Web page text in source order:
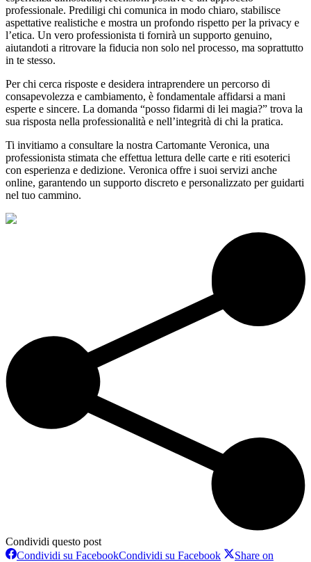
professionale. Prediligi chi comunica in modo chiaro, stabilisce
aspettative realistiche e mostra un profondo rispetto per la privacy e
l’etica. Un vero professionista ti fornirà un supporto genuino,
aiutandoti a ritrovare la fiducia non solo nel processo, ma soprattutto
in te stesso.
Per chi cerca risposte e desidera intraprendere un percorso di
consapevolezza e cambiamento, è fondamentale affidarsi a mani
esperte e sincere. La domanda “posso fidarmi di lei magia?” trova la
sua risposta nella professionalità e nell’integrità di chi la pratica.
Ti invitiamo a consultare la nostra Cartomante Veronica, una
professionista stimata che effettua lettura delle carte e riti esoterici
con esperienza e dedizione. Veronica offre i suoi servizi anche
online, garantendo un supporto discreto e personalizzato per guidarti
nel tuo cammino.
Condividi questo post
Condividi su FacebookCondividi su Facebook
Share on